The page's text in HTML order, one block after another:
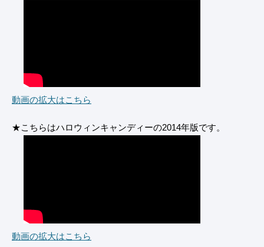
動画の拡大はこちら
★こちらはハロウィンキャンディーの2014年版です。
動画の拡大はこちら